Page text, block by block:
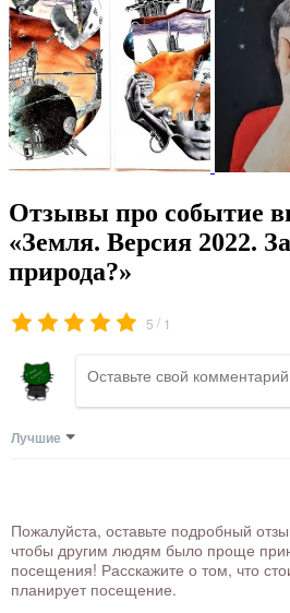
Отзывы про событие
«Земля. Версия 2022.
природа?»
5 / 1
Лучшие
Пожалуйста, оставьте подробный
чтобы другим людям было проще
посещения! Расскажите о том, что
планирует посещение.